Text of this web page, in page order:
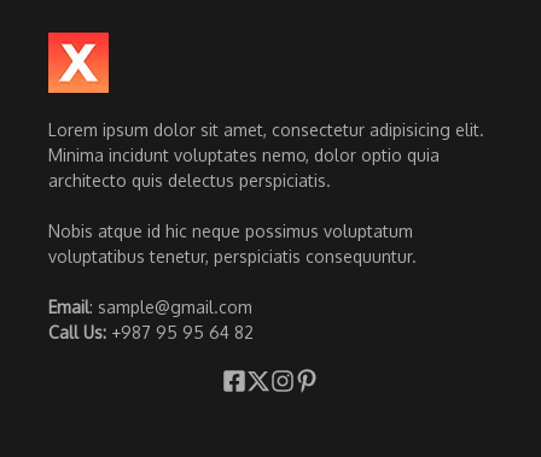
Lorem ipsum dolor sit amet, consectetur adipisicing elit.
Minima incidunt voluptates nemo, dolor optio quia
architecto quis delectus perspiciatis.
Nobis atque id hic neque possimus voluptatum
voluptatibus tenetur, perspiciatis consequuntur.
Email: sample@gmail.com
Call Us: +987 95 95 64 82